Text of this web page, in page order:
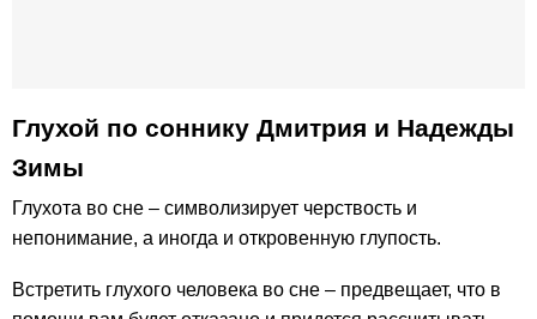
Глухой по соннику Дмитрия и Надежды
Зимы
Глухота во сне – символизирует черствость и
непонимание, а иногда и откровенную глупость.
Встретить глухого человека во сне – предвещает, что в